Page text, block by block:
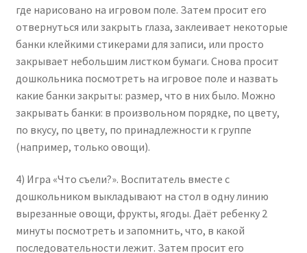
где нарисовано на игровом поле. Затем просит его
отвернуться или закрыть глаза, заклеивает некоторые
банки клейкими стикерами для записи, или просто
закрывает небольшим листком бумаги. Снова просит
дошкольника посмотреть на игровое поле и назвать
какие банки закрыты: размер, что в них было. Можно
закрывать банки: в произвольном порядке, по цвету,
по вкусу, по цвету, по принадлежности к группе
(например, только овощи).
4) Игра «Что съели?». Воспитатель вместе с
дошкольником выкладывают на стол в одну линию
вырезанные овощи, фрукты, ягоды. Даёт ребенку 2
минуты посмотреть и запомнить, что, в какой
последовательности лежит. Затем просит его